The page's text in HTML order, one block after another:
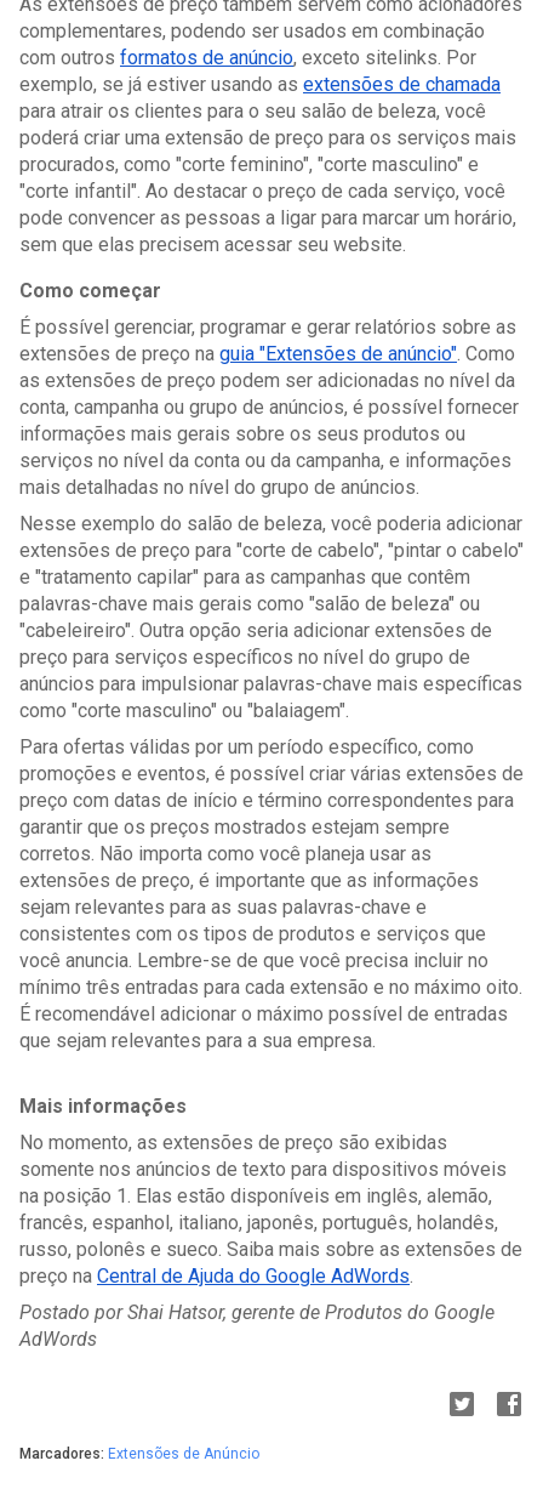
complementares, podendo ser usados em combinação
com outros formatos de anúncio, exceto sitelinks. Por
exemplo, se já estiver usando as extensões de chamada
para atrair os clientes para o seu salão de beleza, você
poderá criar uma extensão de preço para os serviços mais
procurados, como "corte feminino", "corte masculino" e
"corte infantil". Ao destacar o preço de cada serviço, você
pode convencer as pessoas a ligar para marcar um horário,
sem que elas precisem acessar seu website.
Como começar
É possível gerenciar, programar e gerar relatórios sobre as
extensões de preço na guia "Extensões de anúncio". Como
as extensões de preço podem ser adicionadas no nível da
conta, campanha ou grupo de anúncios, é possível fornecer
informações mais gerais sobre os seus produtos ou
serviços no nível da conta ou da campanha, e informações
mais detalhadas no nível do grupo de anúncios.
Nesse exemplo do salão de beleza, você poderia adicionar
extensões de preço para "corte de cabelo", "pintar o cabelo"
e "tratamento capilar" para as campanhas que contêm
palavras-chave mais gerais como "salão de beleza" ou
"cabeleireiro". Outra opção seria adicionar extensões de
preço para serviços específicos no nível do grupo de
anúncios para impulsionar palavras-chave mais específicas
como "corte masculino" ou "balaiagem".
Para ofertas válidas por um período específico, como
promoções e eventos, é possível criar várias extensões de
preço com datas de início e término correspondentes para
garantir que os preços mostrados estejam sempre
corretos. Não importa como você planeja usar as
extensões de preço, é importante que as informações
sejam relevantes para as suas palavras-chave e
consistentes com os tipos de produtos e serviços que
você anuncia. Lembre-se de que você precisa incluir no
mínimo três entradas para cada extensão e no máximo oito.
É recomendável adicionar o máximo possível de entradas
que sejam relevantes para a sua empresa.
Mais informações
No momento, as extensões de preço são exibidas
somente nos anúncios de texto para dispositivos móveis
na posição 1. Elas estão disponíveis em inglês, alemão,
francês, espanhol, italiano, japonês, português, holandês,
russo, polonês e sueco. Saiba mais sobre as extensões de
preço na Central de Ajuda do Google AdWords.
Postado por Shai Hatsor, gerente de Produtos do Google
AdWords
Marcadores: Extensões de Anúncio